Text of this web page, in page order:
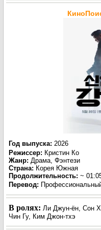
Год выпуска: 2026
Режиссер: Кристин Ко
Жанр: Драма, Фэнтези
Страна: Корея Южная
Продолжительность: ~
Перевод:
В ролях: Ли Джун-ён, Сон
Чин Гу, Ким Джон-тхэ